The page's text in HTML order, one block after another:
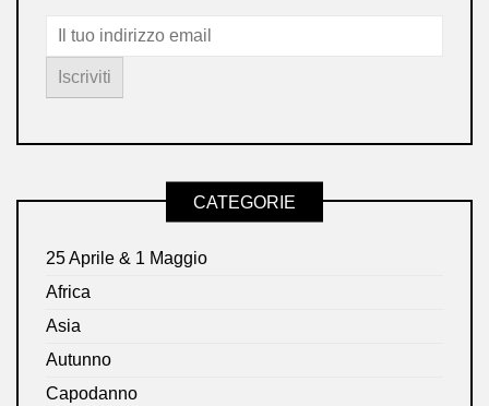
CATEGORIE
25 Aprile & 1 Maggio
Africa
Asia
Autunno
Capodanno